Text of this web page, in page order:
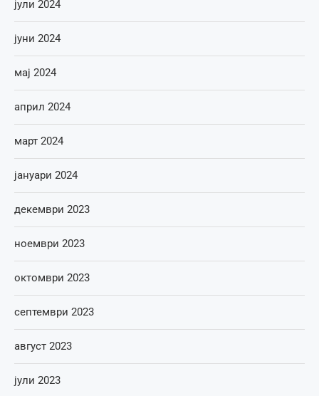
јули 2024
јуни 2024
мај 2024
април 2024
март 2024
јануари 2024
декември 2023
ноември 2023
октомври 2023
септември 2023
август 2023
јули 2023